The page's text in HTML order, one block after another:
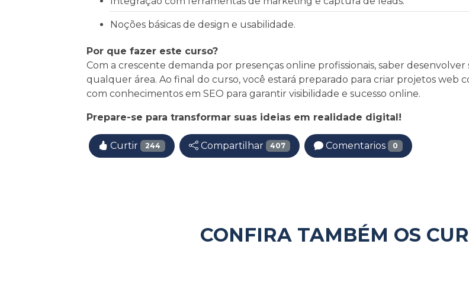
Noções básicas de design e usabilidade.
Por que fazer este curso?
Com a crescente demanda por presenças online profissionais, saber
qualquer área. Ao final do curso, você estará preparado para criar projetos web
com conhecimentos em SEO para garantir visibilidade e sucesso online.
Prepare-se para transformar suas ideias em realidade digital!
Curtir 244 Compartilhar 407 Comentarios 0
CONFIRA TAMBÉM OS